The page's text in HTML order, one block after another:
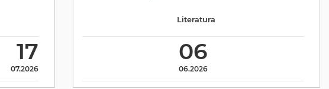
17
07.2026
06
06.2026
Literatura